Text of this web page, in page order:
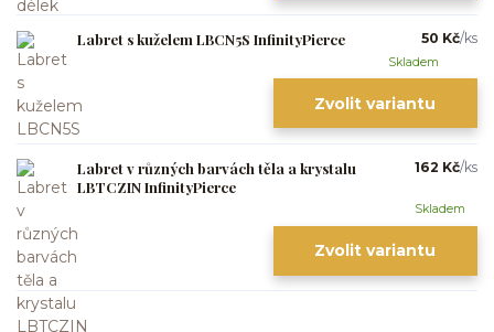
Labret s kuželem LBCN5S InfinityPierce 50 Kč/ks
Skladem
Zvolit variantu
Labret v různých barvách těla a krystalu
LBTCZIN InfinityPierce
162 Kč/ks
Skladem
Zvolit variantu